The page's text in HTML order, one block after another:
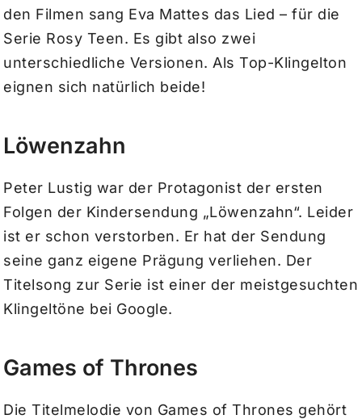
den Filmen sang Eva Mattes das Lied – für die
Serie Rosy Teen. Es gibt also zwei
unterschiedliche Versionen. Als Top-Klingelton
eignen sich natürlich beide!
Löwenzahn
Peter Lustig war der Protagonist der ersten
Folgen der Kindersendung „Löwenzahn“. Leider
ist er schon verstorben. Er hat der Sendung
seine ganz eigene Prägung verliehen. Der
Titelsong zur Serie ist einer der meistgesuchten
Klingeltöne bei Google.
Games of Thrones
Die Titelmelodie von Games of Thrones gehört